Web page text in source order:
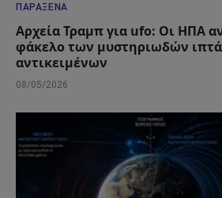
ΠΑΡΆΞΕΝΑ
Αρχεία Τραμπ για ufo: Οι ΗΠΑ
φάκελο των μυστηριωδών
αντικειμένων
08/05/2026